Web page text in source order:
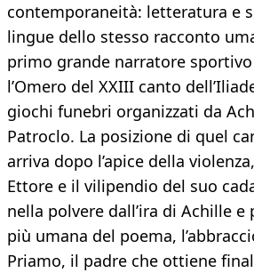
contemporaneità: letteratura e
lingue dello stesso racconto
primo grande narratore sportivo
l’Omero del XXIII canto
giochi funebri organizzati da
Patroclo. La posizione di quel
arriva dopo l’apice della
Ettore e il vilipendio del suo
nella polvere dall’ira di Achille e
più umana del poema,
Priamo, il padre che ottiene